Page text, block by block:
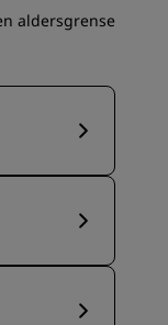
aldersgrense